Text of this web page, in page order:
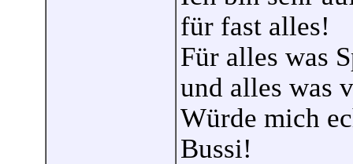
für fast alles!
Für alles was
und alles was
Würde mich
Bussi!